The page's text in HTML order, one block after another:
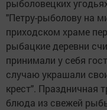
рыболовецких
"Петру-рыболову на
приходском храме
рыбацкие деревни
принимали у себя
случаю украшали
крест". Праздничная
блюда из свежей